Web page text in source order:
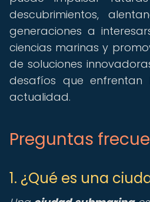
descubrimientos,
generaciones a
ciencias marinas y
de soluciones
desafíos que
actualidad.
Preguntas
1. ¿Qué es una